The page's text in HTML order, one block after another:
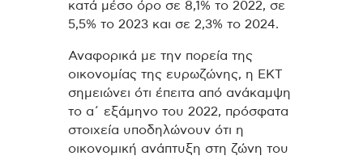
κατά μέσο όρο σε 8,1% το 2022, σε
5,5% το 2023 και σε 2,3% το 2024.
Αναφορικά με την πορεία της
οικονομίας της ευρωζώνης, η ΕΚΤ
σημειώνει ότι έπειτα από ανάκαμψη
το α΄ εξάμηνο του 2022, πρόσφατα
στοιχεία υποδηλώνουν ότι η
οικονομική ανάπτυξη στη ζώνη του